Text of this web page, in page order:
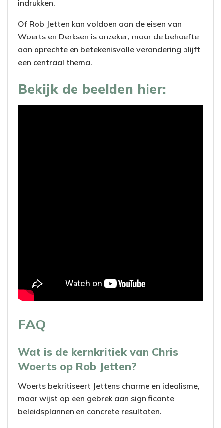
indrukken.
Of Rob Jetten kan voldoen aan de eisen van
Woerts en Derksen is onzeker, maar de behoefte
aan oprechte en betekenisvolle verandering blijft
een centraal thema.
Bekijk de beelden hier:
FAQ
Wat is de kernkritiek van Chris
Woerts op Rob Jetten?
Woerts bekritiseert Jettens charme en idealisme,
maar wijst op een gebrek aan significante
beleidsplannen en concrete resultaten.